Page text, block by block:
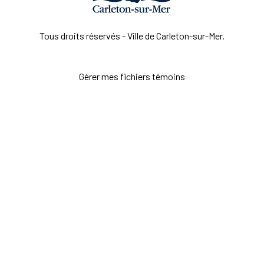
Tous droits réservés - Ville de Carleton-sur-Mer.
Gérer mes fichiers témoins